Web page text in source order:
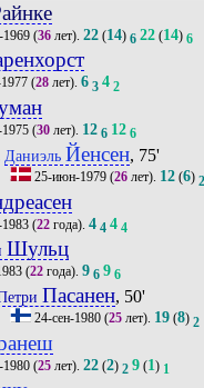
1969(36лет). 22(14) 6 22(14) 6
(28лет). 6 3 4 2
(30лет). 12 6 12 6
Даниэль Йенсен, 75'
25-июн-1979 (26 лет). 12 (6)
(22года). 4 4 4 4
Шульц
(22года). 9 6 9 6
Пасанен, 50'
24-сен-1980 (25 лет). 19 (8) 2
1980(25лет). 22(2) 2 9(1) 1